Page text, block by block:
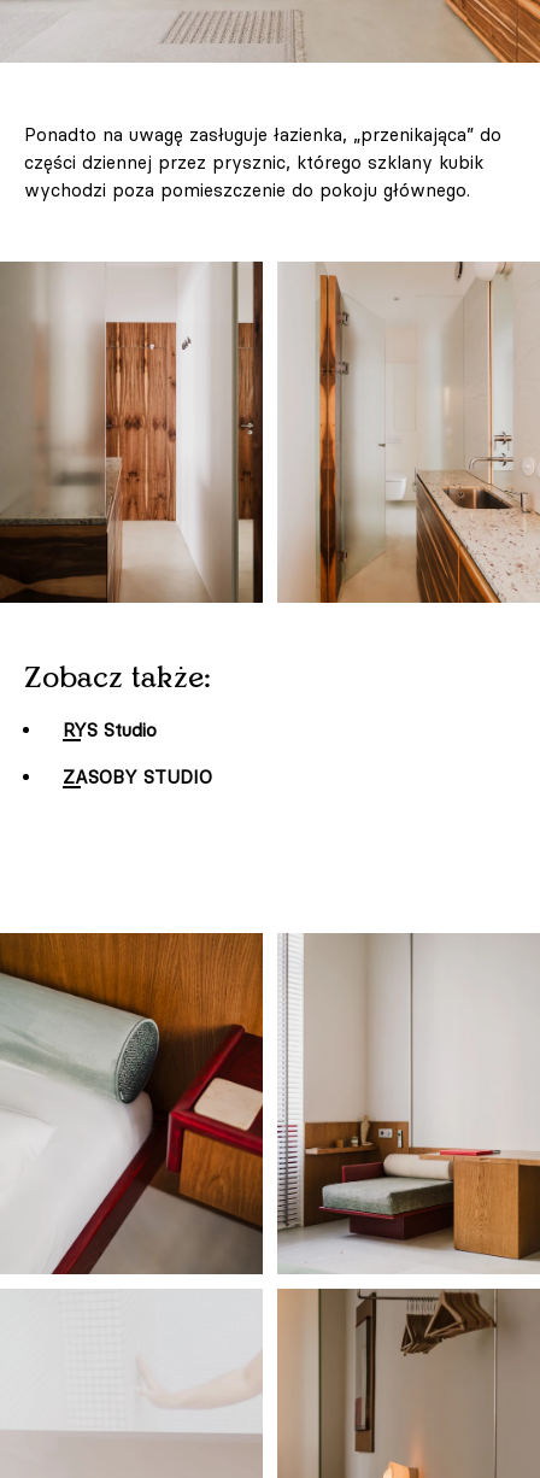
Ponadto na uwagę zasługuje łazienka, „przenikająca” do
części dziennej przez prysznic, którego szklany kubik
wychodzi poza pomieszczenie do pokoju głównego.
Zobacz także:
RYS Studio
ZASOBY STUDIO